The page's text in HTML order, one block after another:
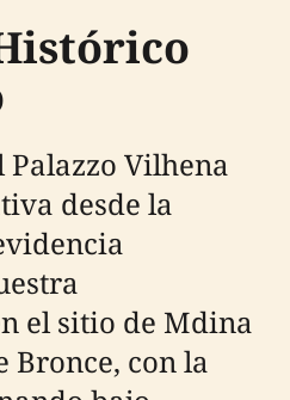
Vilhena
desde la
el sitio de Mdina
Bronce, con la